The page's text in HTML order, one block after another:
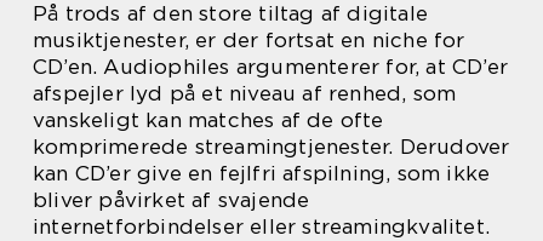
På trods af den store tiltag af digitale
musiktjenester, er der fortsat en niche for
CD’en. Audiophiles argumenterer for, at CD’er
afspejler lyd på et niveau af renhed, som
vanskeligt kan matches af de ofte
komprimerede streamingtjenester. Derudover
kan CD’er give en fejlfri afspilning, som ikke
bliver påvirket af svajende
internetforbindelser eller streamingkvalitet.